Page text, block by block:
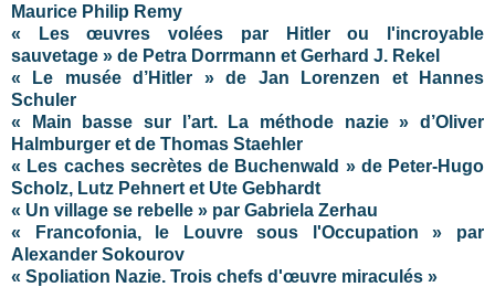
Maurice Philip Remy
« Les œuvres volées par Hitler ou l'incroyable
sauvetage » de Petra Dorrmann et Gerhard J. Rekel
« Le musée d’Hitler » de Jan Lorenzen et Hannes
Schuler
« Main basse sur l’art. La méthode nazie » d’Oliver
Halmburger et de Thomas Staehler
« Les caches secrètes de Buchenwald » de Peter-Hugo
Scholz, Lutz Pehnert et Ute Gebhardt
« Un village se rebelle » par Gabriela Zerhau
« Francofonia, le Louvre sous l'Occupation » par
Alexander Sokourov
« Spoliation Nazie. Trois chefs d'œuvre miraculés »